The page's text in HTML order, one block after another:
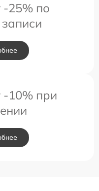
25% по
-10% при